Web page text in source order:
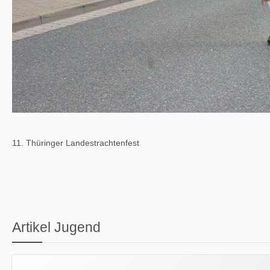
11. Thüringer Landestrachtenfest
Artikel Jugend